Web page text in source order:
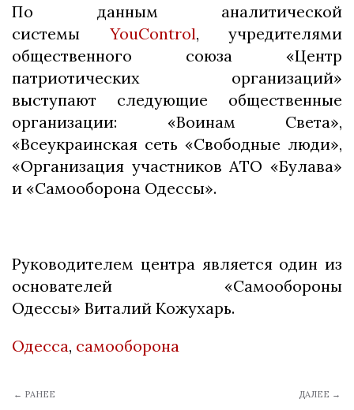
По данным аналитической
системы YouControl, учредителями
общественного союза «Центр
патриотических организаций»
выступают следующие общественные
организации: «Воинам Света»,
«Всеукраинская сеть «Свободные люди»,
«Организация участников АТО «Булава»
и «Самооборона Одессы».
Руководителем центра является один из
основателей «Самообороны
Одессы» Виталий Кожухарь.
Одесса, самооборона
← РАНЕЕ ДАЛЕЕ →